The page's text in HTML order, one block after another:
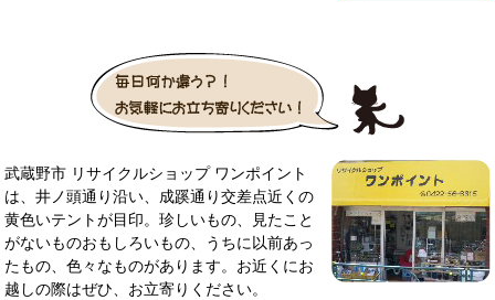
武蔵野市 リサイクルショップ ワンポイント
は、井ノ頭通り沿い、成蹊通り交差点近くの
黄色いテントが目印。珍しいもの、見たこと
がないものおもしろいもの、うちに以前あっ
たもの、色々なものがあります。お近くにお
越しの際はぜひ、お立寄りください。